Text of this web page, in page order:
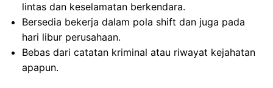
lintas dan keselamatan berkendara.
Bersedia bekerja dalam pola shift dan juga pada
hari libur perusahaan.
Bebas dari catatan kriminal atau riwayat kejahatan
apapun.